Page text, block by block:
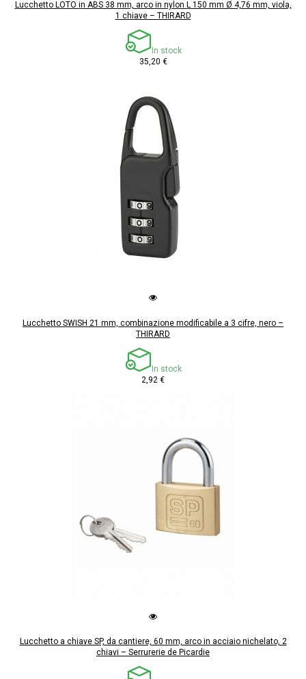
Lucchetto LOTO in ABS 38 mm, arco in nylon L 150 mm Ø 4,76 mm, viola,
1 chiave – THIRARD
In stock
35,20 €
Lucchetto SWISH 21 mm, combinazione modificabile a 3 cifre, nero –
THIRARD
In stock
2,92 €
Lucchetto a chiave SP, da cantiere, 60 mm, arco in acciaio nichelato, 2
chiavi – Serrurerie de Picardie